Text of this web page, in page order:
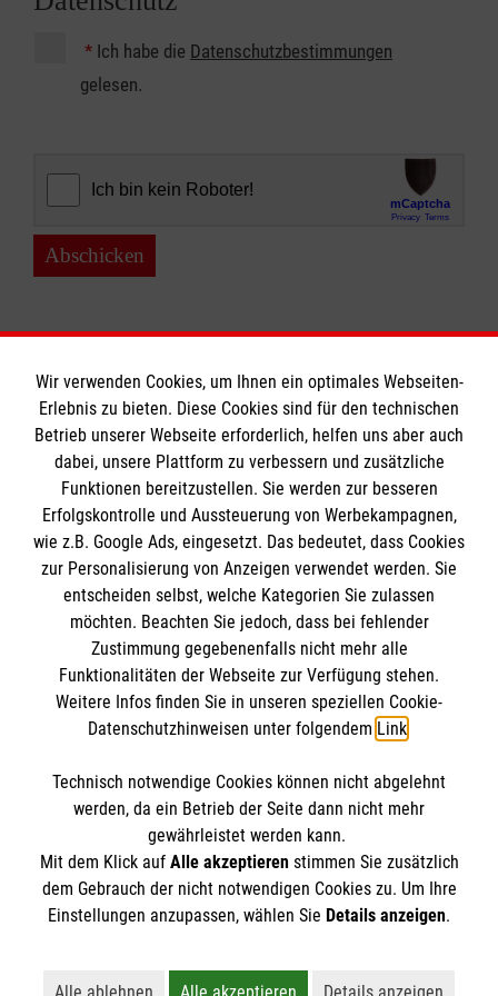
* Ich habe die Datenschutzbestimmungen
gelesen.
Abschicken
Informationen
A-Z
Presse
Impressum
Datenschutz
Barrierefreiheit
Die Malteser
Malteser im Erzbistum Bamberg
Malteser in Deutschland
Malteserorden
Spendenkonto
Bank: Pax-Bank
DE57370601201201203046
BIC / S.W.I.F.T: GENODED1PA7
So finden Sie uns
Hafenstraße 49
90451 Nürnberg
malteser.nuernberg@malteser.org
Der Malteser Hilfsdienst e.V. ist als eingetragene
Gewerbesteuer befreit.
Wir verwenden Cookies, um Ihnen ein optimales Webseiten-
Erlebnis zu bieten. Diese Cookies sind für den technischen
Betrieb unserer Webseite erforderlich, helfen uns aber auch
dabei, unsere Plattform zu verbessern und zusätzliche
Funktionen bereitzustellen. Sie werden zur besseren
Erfolgskontrolle und Aussteuerung von Werbekampagnen,
wie z.B. Google Ads, eingesetzt. Das bedeutet, dass Cookies
zur Personalisierung von Anzeigen verwendet werden. Sie
entscheiden selbst, welche Kategorien Sie zulassen
möchten. Beachten Sie jedoch, dass bei fehlender
Zustimmung gegebenenfalls nicht mehr alle
Funktionalitäten der Webseite zur Verfügung stehen.
Weitere Infos finden Sie in unseren speziellen Cookie-
Datenschutzhinweisen unter folgendem Link.
Technisch notwendige Cookies können nicht abgelehnt
werden, da ein Betrieb der Seite dann nicht mehr
gewährleistet werden kann.
Mit dem Klick auf Alle akzeptierenstimmen Sie zusätzlich
dem Gebrauch der nicht notwendigen Cookies zu. Um Ihre
Einstellungen anzupassen, wählen Sie Details anzeigen.